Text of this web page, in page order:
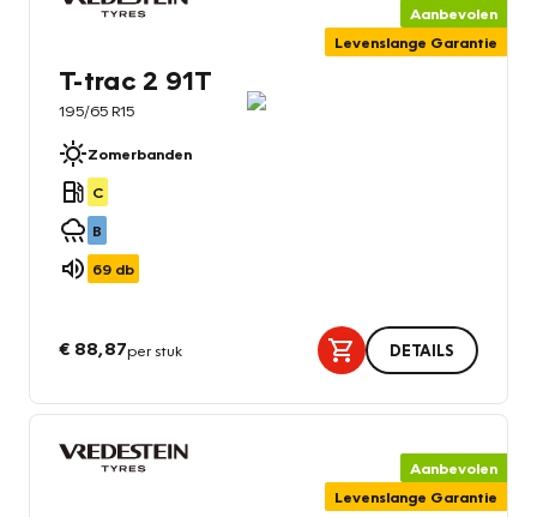
Aanbevolen
Levenslange Garantie
T-trac 2 91T
195/65 R15
Zomerbanden
C
B
69 db
€ 88,87per stuk DETAILS
Aanbevolen
Levenslange Garantie